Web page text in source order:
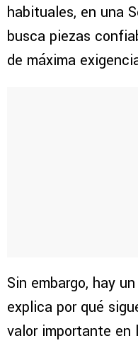
habituales, en una
busca piezas
de máxima
Sin embargo, hay
explica por qué
valor importante en